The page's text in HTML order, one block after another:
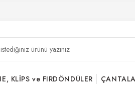
KLİPS ve FIRDÖNDÜLER